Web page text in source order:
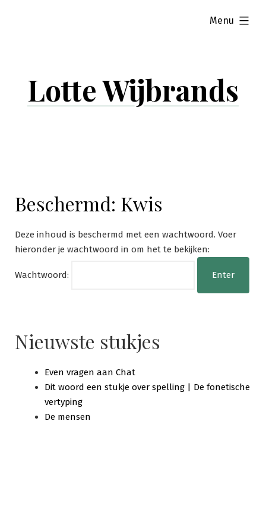
Lotte Wijbrands
Menu
expanded
Beschermd: Kwis
Deze inhoud is beschermd met een wachtwoord. Voer
hieronder je wachtwoord in om het te bekijken:
Wachtwoord:
Nieuwste stukjes
Even vragen aan Chat
Dit woord een stukje over spelling | De fonetische
vertyping
De mensen